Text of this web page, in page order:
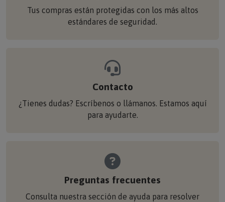
Tus compras están protegidas con los más altos
estándares de seguridad.
Contacto
¿Tienes dudas? Escríbenos o llámanos. Estamos aquí
para ayudarte.
Preguntas frecuentes
Consulta nuestra sección de ayuda para resolver